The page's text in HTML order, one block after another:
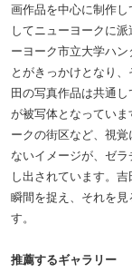
画作品を中心に制作
してニューヨークに
ーヨーク市立大学ハ
とがきっかけとなり
田の写真作品は共通
が被写体となってい
ークの街区など、視
ないイメージが、ゼ
し出されています。
瞬間を捉え、それを
す。
推薦するギャラリー